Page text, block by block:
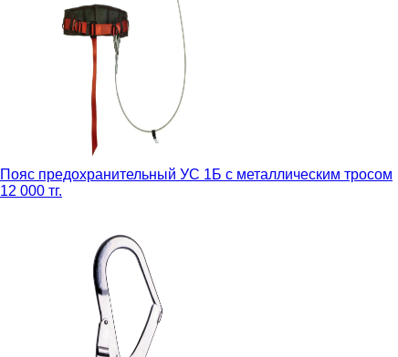
Пояс предохранительный УС 1Б с металлическим тросом
12 000 тг.